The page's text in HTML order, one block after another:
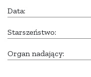
Data:
Starszeństwo:
Organ nadający: